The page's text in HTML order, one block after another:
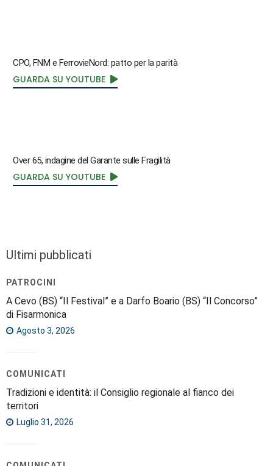
CPO, FNM e FerrovieNord: patto per la parità
GUARDA SU YOUTUBE
Over 65, indagine del Garante sulle Fragilità
GUARDA SU YOUTUBE
Ultimi pubblicati
PATROCINI
A Cevo (BS) “Il Festival” e a Darfo Boario (BS) “Il Concorso”
di Fisarmonica
Agosto 3, 2026
COMUNICATI
Tradizioni e identità: il Consiglio regionale al fianco dei
territori
Luglio 31, 2026